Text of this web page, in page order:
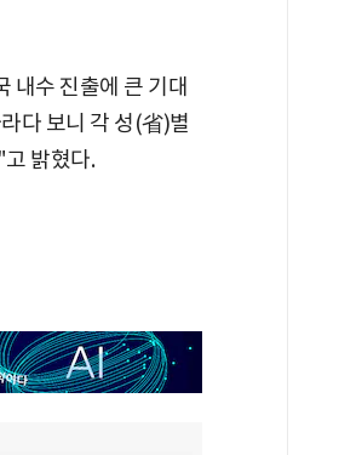
내수 진출에 큰 기대
다 보니 각 성(省)별
밝혔다.